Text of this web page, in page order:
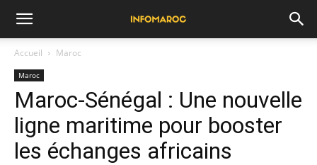
Accueil Maroc
Maroc
Maroc-Sénégal : Une nouvelle
ligne maritime pour booster
les échanges africains